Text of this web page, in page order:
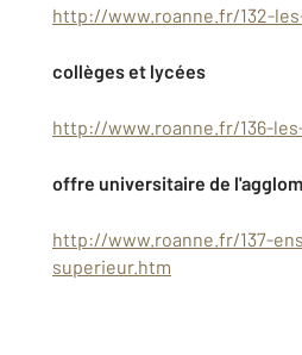
http://www.roanne.fr/132-
collèges et lycées
http://www.roanne.fr/136-
offre universitaire de
http://www.roanne.fr/137-
superieur.htm